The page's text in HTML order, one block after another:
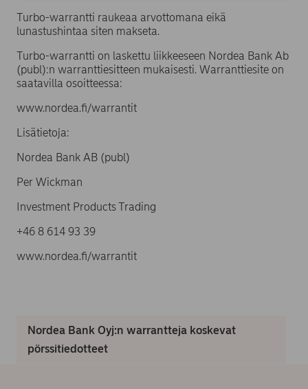
Turbo-warrantti raukeaa arvottomana eikä
lunastushintaa siten makseta.
Turbo-warrantti on laskettu liikkeeseen Nordea Bank Ab
(publ):n warranttiesitteen mukaisesti. Warranttiesite on
saatavilla osoitteessa:
www.nordea.fi/warrantit
Lisätietoja:
Nordea Bank AB (publ)
Per Wickman
Investment Products Trading
+46 8 614 93 39
www.nordea.fi/warrantit
Nordea Bank Oyj:n warrantteja koskevat
pörssitiedotteet